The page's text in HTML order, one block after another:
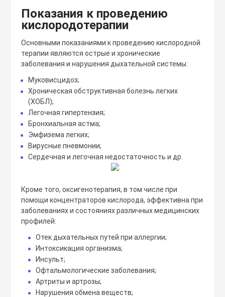
Показания к проведению
кислородотерапии
Основными показаниями к проведению кислородной
терапии являются острые и хронические
заболевания и нарушения дыхательной системы:
Муковисцидоз;
Хроническая обструктивная болезнь легких
(ХОБЛ);
Легочная гипертензия;
Бронхиальная астма;
Эмфизема легких;
Вирусные пневмонии;
Сердечная и легочная недостаточность и др.
Кроме того, оксигенотерапия, в том числе при
помощи концентраторов кислорода, эффективна при
заболеваниях и состояниях различных медицинских
профилей:
Отек дыхательных путей при аллергии;
Интоксикация организма;
Инсульт;
Офтальмологические заболевания;
Артриты и артрозы;
Нарушения обмена веществ;